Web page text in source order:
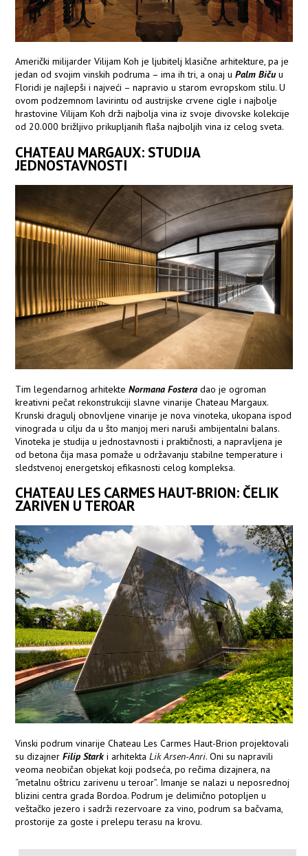
Američki milijarder Vilijam Koh je ljubitelj klasične arhitekture, pa je
jedan od svojim vinskih podruma – ima ih tri, a onaj uPalm Biču u
Floridi je najlepši i najveći – napravio u starom evropskom stilu. U
ovom podzemnom lavirintu od austrijske crvene cigle i najbolje
hrastovine Vilijam Koh drži najbolja vina iz svoje divovske kolekcije
od 20.000 brižljivo prikupljanih flaša najboljih vina iz celog sveta.
CHATEAU MARGAUX: STUDIJA
JEDNOSTAVNOSTI
Tim legendarnog arhitekteNormana Fostera dao je ogroman
kreativni pečat rekonstrukciji slavne vinarije Chateau Margaux.
Krunski dragulj obnovljene vinarije je nova vinoteka, ukopana ispod
vinograda u cilju da u što manjoj meri naruši ambijentalni balans.
Vinoteka je studija u jednostavnosti i praktičnosti, a napravljena je
od betona čija masa pomaže u održavanju stabilne temperature i
sledstvenoj energetskoj efikasnosti celog kompleksa.
CHATEAU LES CARMES HAUT-BRION: ČELIK
ZARIVEN U TEROAR
Vinski podrum vinarije Chateau Les Carmes Haut-Brion projektovali
su dizajnerFilip Stark i arhitektaLik Arsen-Anri. Oni su napravili
veoma neobičan objekat koji podseća, po rečima dizajnera, na
“metalnu oštricu zarivenu u teroar”. Imanje se nalazi u neposrednoj
blizini centra grada Bordoa. Podrum je delimično potopljen u
veštačko jezero i sadrži rezervoare za vino, podrum sa bačvama,
prostorije za goste i prelepu terasu na krovu.